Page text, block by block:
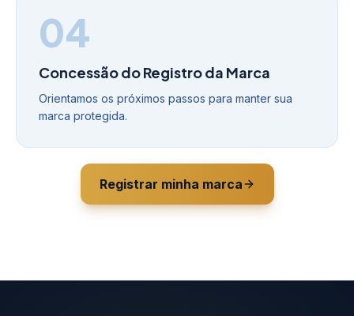
04
Concessão do Registro da Marca
Orientamos os próximos passos para manter sua
marca protegida.
Registrar minha marca